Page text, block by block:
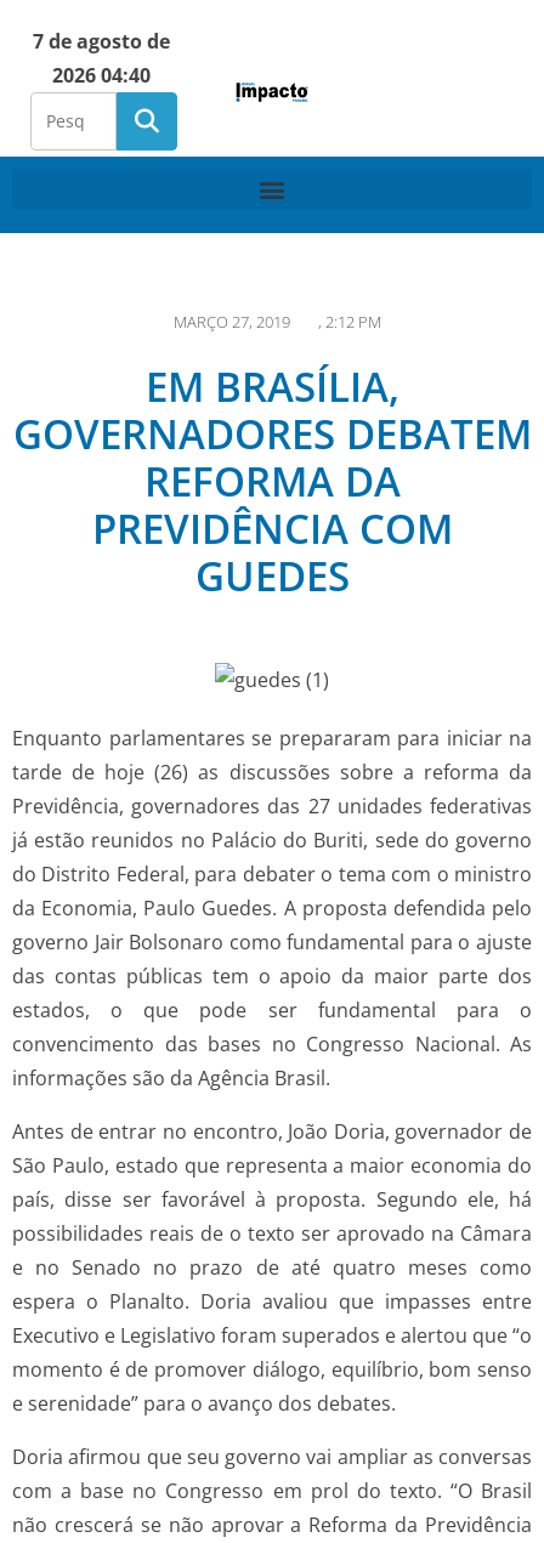
7 de agosto de
2026 04:40
MARÇO 27, 2019 , 2:12 PM
EM BRASÍLIA,
GOVERNADORES DEBATEM
REFORMA DA
PREVIDÊNCIA COM
GUEDES
Enquanto parlamentares se prepararam para iniciar na
tarde de hoje (26) as discussões sobre a reforma da
Previdência, governadores das 27 unidades federativas
já estão reunidos no Palácio do Buriti, sede do governo
do Distrito Federal, para debater o tema com o ministro
da Economia, Paulo Guedes. A proposta defendida pelo
governo Jair Bolsonaro como fundamental para o ajuste
das contas públicas tem o apoio da maior parte dos
estados, o que pode ser fundamental para o
convencimento das bases no Congresso Nacional. As
informações são da Agência Brasil.
Antes de entrar no encontro, João Doria, governador de
São Paulo, estado que representa a maior economia do
país, disse ser favorável à proposta. Segundo ele, há
possibilidades reais de o texto ser aprovado na Câmara
e no Senado no prazo de até quatro meses como
espera o Planalto. Doria avaliou que impasses entre
Executivo e Legislativo foram superados e alertou que “o
momento é de promover diálogo, equilíbrio, bom senso
e serenidade” para o avanço dos debates.
Doria afirmou que seu governo vai ampliar as conversas
com a base no Congresso em prol do texto. “O Brasil
não crescerá se não aprovar a Reforma da Previdência